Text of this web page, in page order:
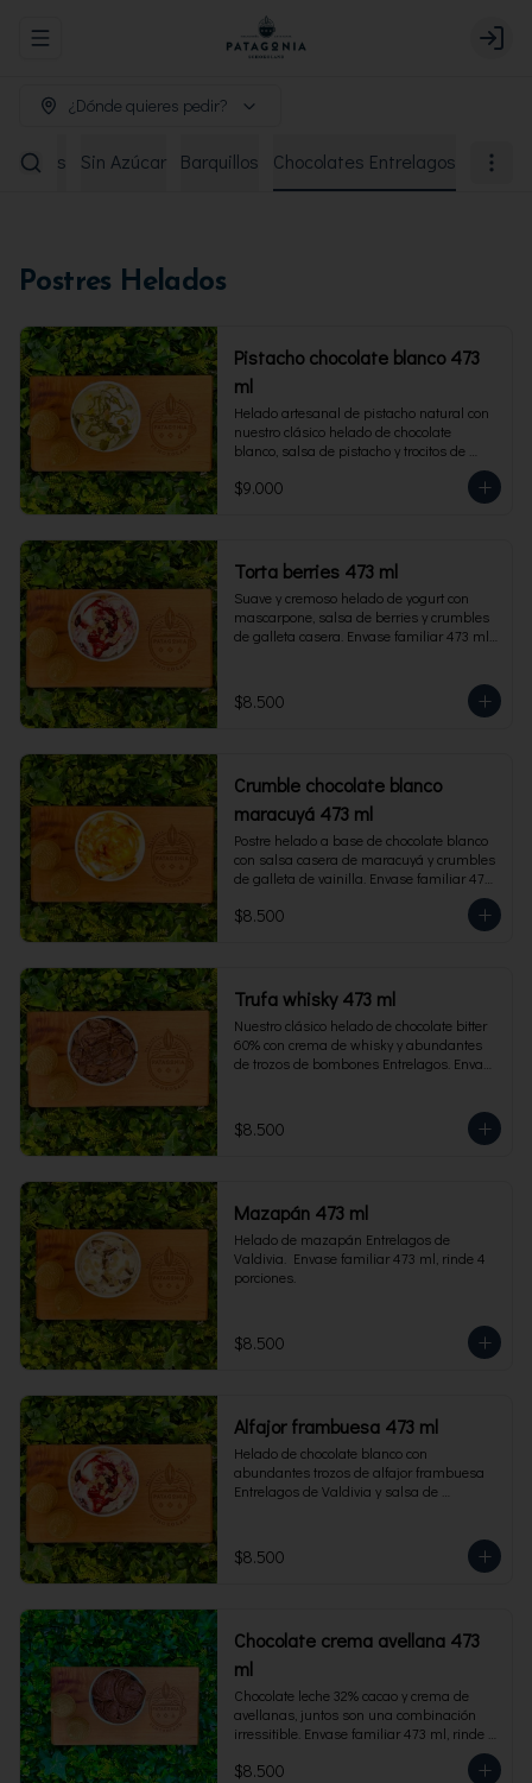
Abrir menu de navegación Login
¿Dónde quieres pedir?
Sin Azúcar Barquillos Chocolates Entrelagos
Postres Helados
Pistacho chocolate blanco 473
ml
Helado artesanal de pistacho natural con
nuestro clásico helado de chocolate
blanco, salsa de pistacho y trocitos de
pistacho. Envase familiar 473 ml, rinde 4
porciones.
$9.000
Torta berries 473 ml
Suave y cremoso helado de yogurt con
mascarpone, salsa de berries y crumbles
de galleta casera. Envase familiar 473 ml,
$8.500
Crumble chocolate blanco
maracuyá 473 ml
Postre helado a base de chocolate blanco
con salsa casera de maracuyá y crumbles
de galleta de vainilla. Envase familiar 473
$8.500
Trufa whisky 473 ml
Nuestro clásico helado de chocolate bitter
60% con crema de whisky y abundantes
de trozos de bombones Entrelagos. Envase
$8.500
Mazapán 473 ml
Helado de mazapán Entrelagos de
Valdivia.  Envase familiar 473 ml, rinde 4
porciones.
$8.500
Alfajor frambuesa 473 ml
Helado de chocolate blanco con
abundantes trozos de alfajor frambuesa
Entrelagos de Valdivia y salsa de
$8.500
Chocolate crema avellana 473
ml
Chocolate leche 32% cacao y crema de
avellanas, juntos son una combinación
irressitible. Envase familiar 473 ml, rinde 4
$8.500